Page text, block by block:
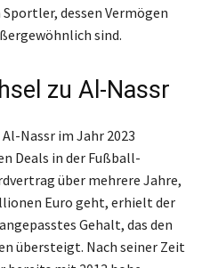
dessen Vermögen
sind.
zu Al-Nassr
Nassr im Jahr 2023
Deals in der Fußball-
über mehrere Jahre,
Euro geht, erhielt der
Gehalt, das den
übersteigt. Nach seiner Zeit